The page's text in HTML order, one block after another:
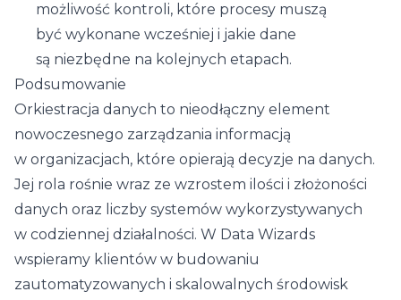
możliwość kontroli, które procesy muszą
być wykonane wcześniej i jakie dane
są niezbędne na kolejnych etapach.
Podsumowanie
Orkiestracja danych to nieodłączny element
nowoczesnego zarządzania informacją
w organizacjach, które opierają decyzje na danych.
Jej rola rośnie wraz ze wzrostem ilości i złożoności
danych oraz liczby systemów wykorzystywanych
w codziennej działalności. W Data Wizards
wspieramy klientów w budowaniu
zautomatyzowanych i skalowalnych środowisk